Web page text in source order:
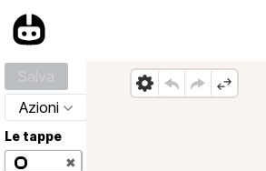
Azioni
Le tappe
✖